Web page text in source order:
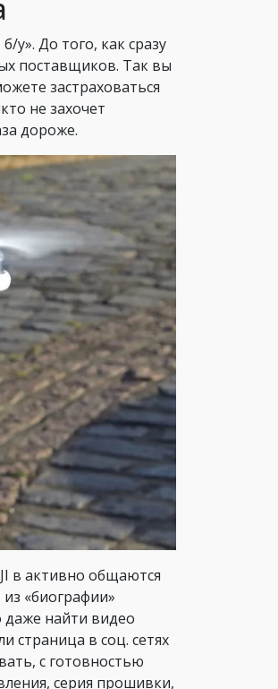
у». До того, как сразу
поставщиков. Так вы
застраховаться
не захочет
дороже.
в активно общаются
«биографии»
даже найти видео
страница в соц. сетях
с готовностью
серия прошивки,